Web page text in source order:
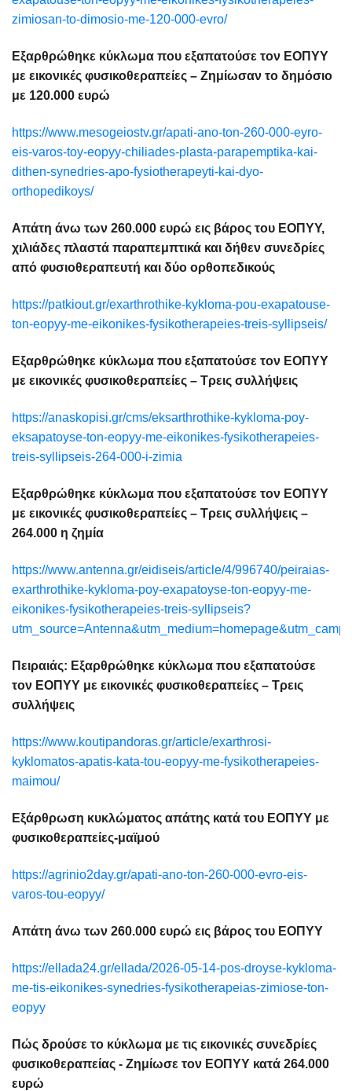
zimiosan-to-dimosio-me-120-000-evro/
Εξαρθρώθηκε κύκλωμα που εξαπατούσε τον ΕΟΠΥΥ
με εικονικές φυσικοθεραπείες – Ζημίωσαν το δημόσιο
με 120.000 ευρώ
https://www.mesogeiostv.gr/apati-ano-ton-260-000-eyro-
eis-varos-toy-eopyy-chiliades-plasta-parapemptika-kai-
dithen-synedries-apo-fysiotherapeyti-kai-dyo-
orthopedikoys/
Απάτη άνω των 260.000 ευρώ εις βάρος του ΕΟΠΥΥ,
χιλιάδες πλαστά παραπεμπτικά και δήθεν συνεδρίες
από φυσιοθεραπευτή και δύο ορθοπεδικούς
https://patkiout.gr/exarthrothike-kykloma-pou-exapatouse-
ton-eopyy-me-eikonikes-fysikotherapeies-treis-syllipseis/
Εξαρθρώθηκε κύκλωμα που εξαπατούσε τον ΕΟΠΥΥ
με εικονικές φυσικοθεραπείες – Τρεις συλλήψεις
https://anaskopisi.gr/cms/eksarthrothike-kykloma-poy-
eksapatoyse-ton-eopyy-me-eikonikes-fysikotherapeies-
treis-syllipseis-264-000-i-zimia
Εξαρθρώθηκε κύκλωμα που εξαπατούσε τον ΕΟΠΥΥ
με εικονικές φυσικοθεραπείες – Τρεις συλλήψεις –
264.000 η ζημία
https://www.antenna.gr/eidiseis/article/4/996740/peiraias-
exarthrothike-kykloma-poy-exapatoyse-ton-eopyy-me-
eikonikes-fysikotherapeies-treis-syllipseis?
Πειραιάς: Εξαρθρώθηκε κύκλωμα που εξαπατούσε
τον ΕΟΠΥΥ με εικονικές φυσικοθεραπείες – Τρεις
συλλήψεις
https://www.koutipandoras.gr/article/exarthrosi-
kyklomatos-apatis-kata-tou-eopyy-me-fysikotherapeies-
maimou/
Εξάρθρωση κυκλώματος απάτης κατά του ΕΟΠΥΥ με
φυσικοθεραπείες-μαϊμού
https://agrinio2day.gr/apati-ano-ton-260-000-evro-eis-
varos-tou-eopyy/
Απάτη άνω των 260.000 ευρώ εις βάρος του ΕΟΠΥΥ
https://ellada24.gr/ellada/2026-05-14-pos-droyse-kykloma-
me-tis-eikonikes-synedries-fysikotherapeias-zimiose-ton-
eopyy
Πώς δρούσε το κύκλωμα με τις εικονικές συνεδρίες
φυσικοθεραπείας - Ζημίωσε τον ΕΟΠΥΥ κατά 264.000
ευρώ